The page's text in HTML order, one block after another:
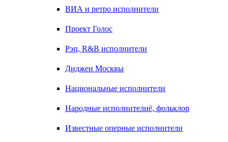
ВИА и ретро исполнители
Проект Голос
Рэп, R&B исполнители
Диджеи Москвы
Национальные исполнители
Народные исполнителиё, фольклор
Известные оперные исполнители